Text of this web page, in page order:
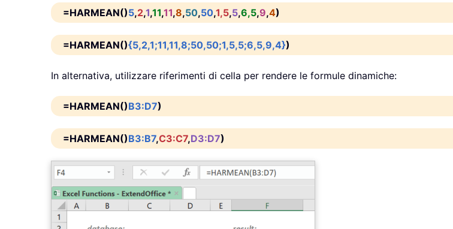
=HARMEAN()5,2,1,11,11,8,50,50,1,5,5,6,5,9,4)
=HARMEAN(){5,2,1;11,11,8;50,50;1,5,5;6,5,9,4})
In alternativa, utilizzare riferimenti di cella per rendere le formule dinamiche:
=HARMEAN()B3:D7)
=HARMEAN()B3:B7,C3:C7,D3:D7)